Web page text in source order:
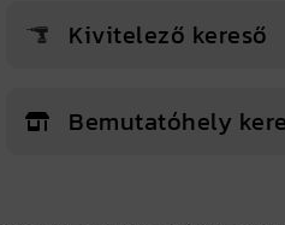
Kivitelező kereső
Bemutatóhely